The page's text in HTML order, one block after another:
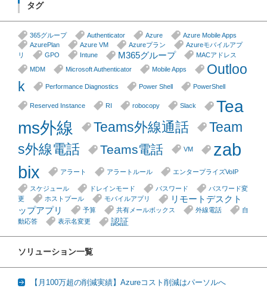
タグ
365グループ Authenticator Azure
Azure Mobile Apps
AzurePlan
Azure VM Azureプラン
Azureモバイルアプ
リ
GPO Intune M365グループ
MACアドレス
MDM
Microsoft Authenticator Mobile Apps
Outloo
k
Performance Diagnostics Power Shell PowerShell
Reserved Instance RI robocopy Slack
Tea
ms外線
Teams外線通話
Team
s外線電話
Teams電話 VM
zab
bix
アラート アラートルール エンタープライズVoIP
スケジュール ドレインモード パスワード
パスワード変
更
ホストプール モバイルアプリ
リモートデスクト
ップアプリ
予算 共有メールボックス 外線電話
自
動応答
表示名変更 認証
ソリューション一覧
【月100万超の削減実績】Azureコスト削減はパーソルへ